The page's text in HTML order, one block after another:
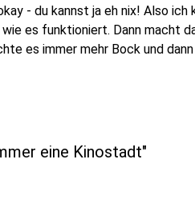
- du kannst ja eh nix! Also ich
es funktioniert. Dann macht
es immer mehr Bock und
eine Kinostadt"